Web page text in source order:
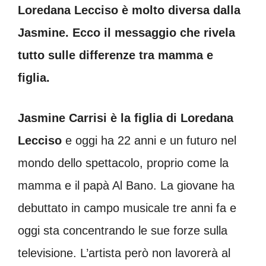
Loredana Lecciso è molto diversa dalla
Jasmine. Ecco il messaggio che rivela
tutto sulle differenze tra mamma e
figlia.
Jasmine Carrisi è la figlia di Loredana
Lecciso e oggi ha 22 anni e un futuro nel
mondo dello spettacolo, proprio come la
mamma e il papà Al Bano. La giovane ha
debuttato in campo musicale tre anni fa e
oggi sta concentrando le sue forze sulla
televisione. L’artista però non lavorerà al